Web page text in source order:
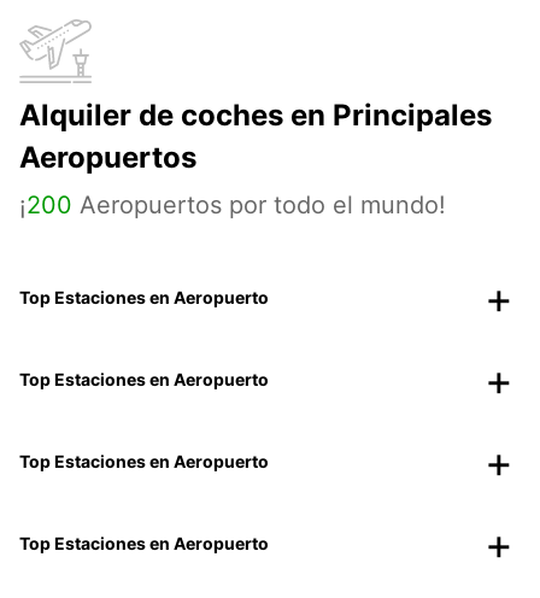
Alquiler de coches en Principales
Aeropuertos
¡200 Aeropuertos por todo el mundo!
Top Estaciones en Aeropuerto
Top Estaciones en Aeropuerto
Top Estaciones en Aeropuerto
Top Estaciones en Aeropuerto